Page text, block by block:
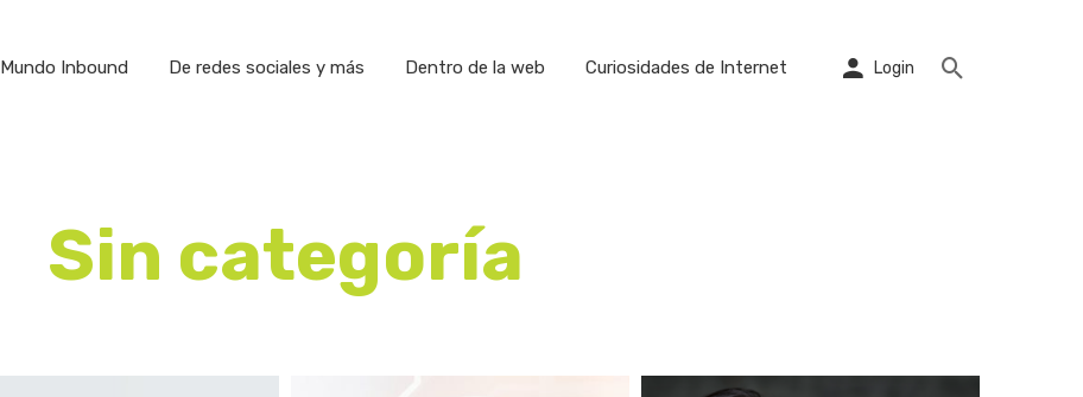
Mundo Inbound De redes sociales y más Dentro de la web Curiosidades de Internet Login
Sin categoría